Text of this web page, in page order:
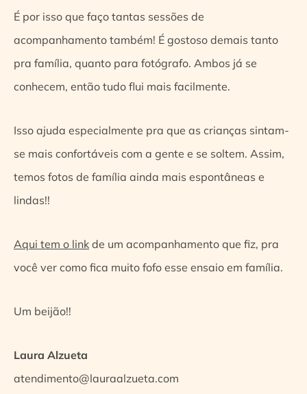
É por isso que faço tantas sessões de
acompanhamento também! É gostoso demais tanto
pra família, quanto para fotógrafo. Ambos já se
conhecem, então tudo flui mais facilmente.
Isso ajuda especialmente pra que as crianças sintam-
se mais confortáveis com a gente e se soltem. Assim,
temos fotos de família ainda mais espontâneas e
lindas!!
Aqui tem o link de um acompanhamento que fiz, pra
você ver como fica muito fofo esse ensaio em família.
Um beijão!!
Laura Alzueta
atendimento@lauraalzueta.com